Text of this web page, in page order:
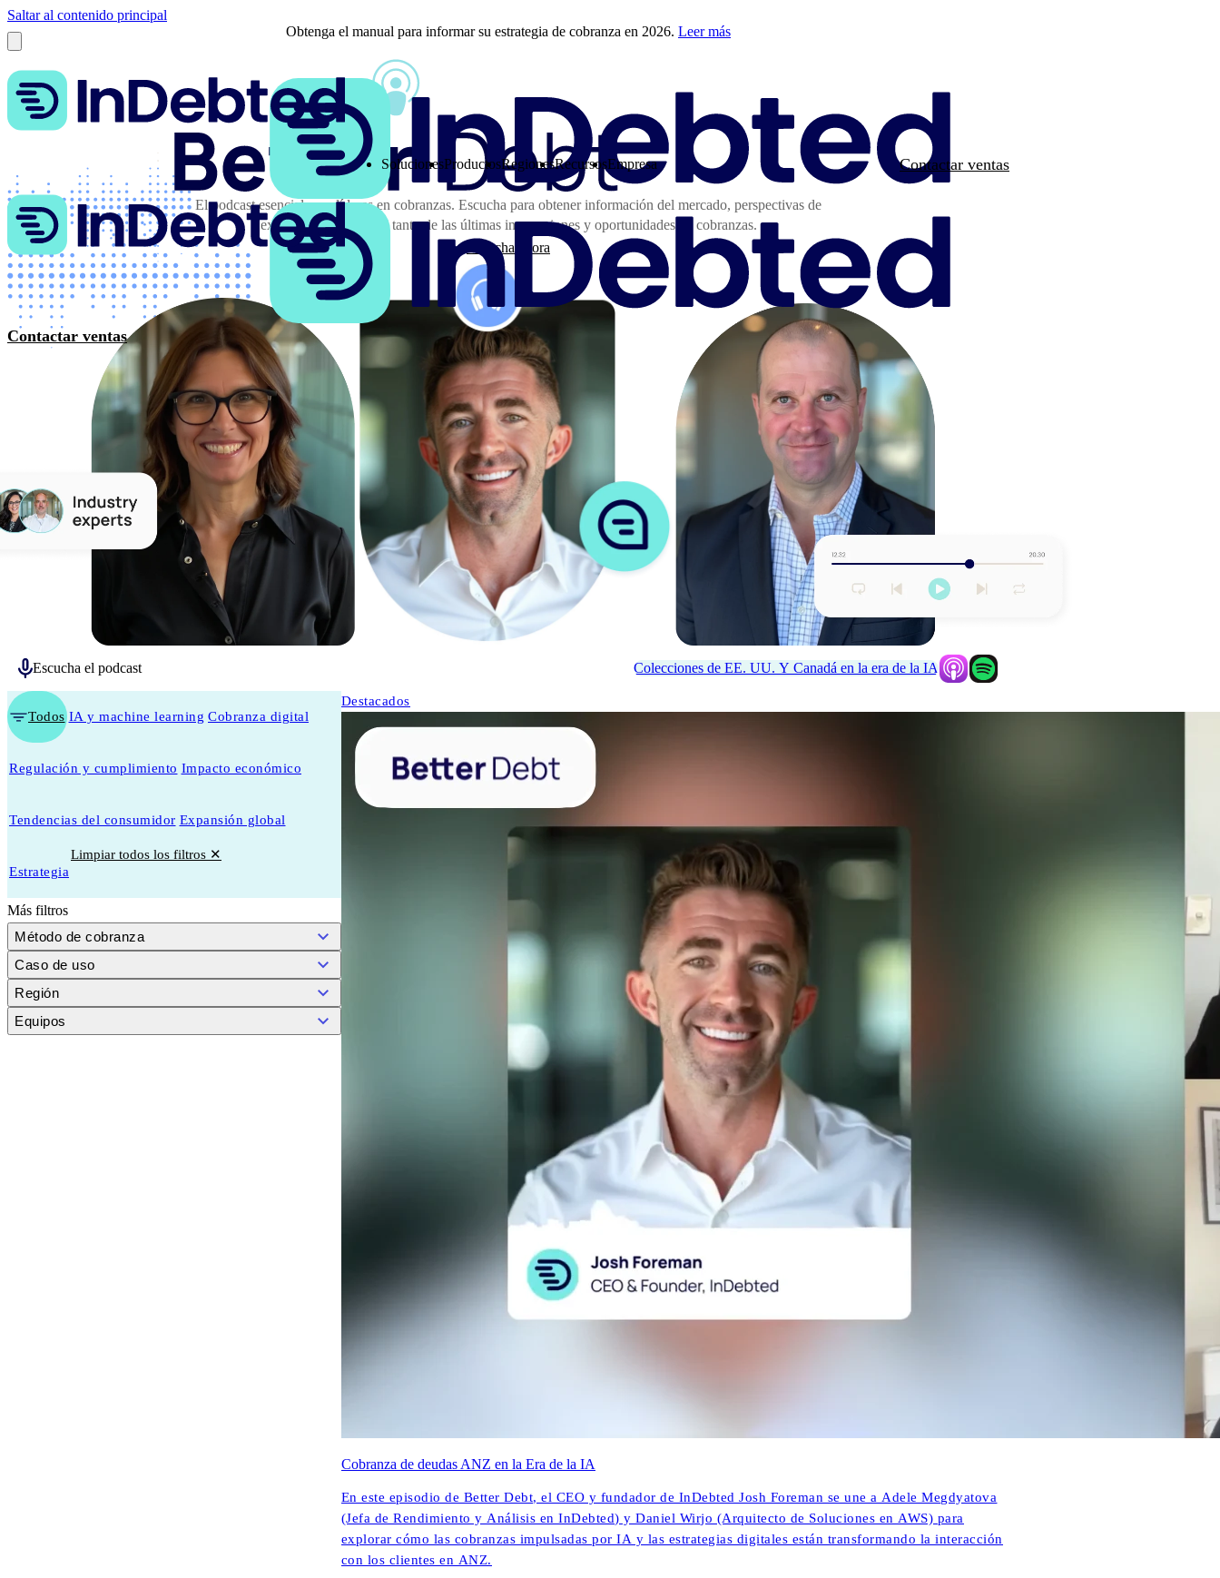
Saltar al contenido principal
Obtenga el manual para informar su estrategia de cobranza en 2026. Leer más
Contactar ventas
SolucionesProductosRegionesRecursosEmpresa Contactar ventas
El podcast esencial para líderes en cobranzas. Escucha para obtener información del mercado, perspectivas de
expertos y mantente al tanto de las últimas innovaciones y oportunidades en cobranzas.
Escucha ahora
Escucha el podcast Colecciones de EE. UU. Y Canadá en la era de la IA
Todos IA y machine learning Cobranza digital
Regulación y cumplimiento Impacto económico
Tendencias del consumidor Expansión global
Estrategia
Limpiar todos los filtros ✕
Más filtros
Método de cobranza
Caso de uso
Región
Equipos
Destacados
Cobranza de deudas ANZ en la Era de la IA
En este episodio de Better Debt, el CEO y fundador de InDebted Josh Foreman se une a Adele Megdyatova
(Jefa de Rendimiento y Análisis en InDebted) y Daniel Wirjo (Arquitecto de Soluciones en AWS) para
explorar cómo las cobranzas impulsadas por IA y las estrategias digitales están transformando la interacción
con los clientes en ANZ.